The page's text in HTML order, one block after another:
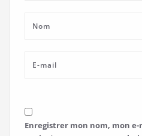
Enregistrer mon nom, mon